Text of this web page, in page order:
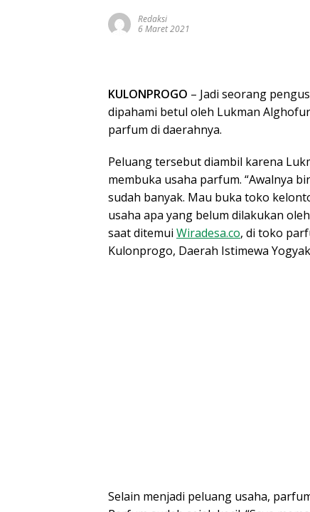
Redaksi
6 Maret 2021
KULONPROGO – Jadi seorang
dipahami betul oleh Lukman
parfum di daerahnya.
Peluang tersebut diambil karena
membuka usaha parfum. “Awalnya
sudah banyak. Mau buka toko
usaha apa yang belum dilakukan
saat ditemui Wiradesa.co, di toko
Kulonprogo, Daerah Istimewa
Selain menjadi peluang usaha,